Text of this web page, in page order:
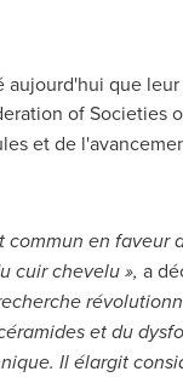
que
of Societies
et de
commun en
cuir chevelu », a
et du
Il élargit